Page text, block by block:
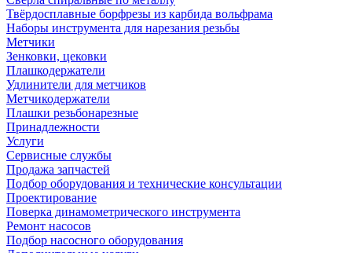
Твёрдосплавные борфрезы из карбида вольфрама
Наборы инструмента для нарезания резьбы
Метчики
Зенковки, цековки
Плашкодержатели
Удлинители для метчиков
Метчикодержатели
Плашки резьбонарезные
Принадлежности
Услуги
Сервисные службы
Продажа запчастей
Подбор оборудования и технические консультации
Проектирование
Поверка динамометрического инструмента
Ремонт насосов
Подбор насосного оборудования